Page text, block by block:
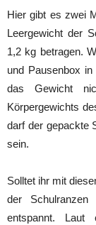
Hier gibt es zwei
Leergewicht der
1,2 kg betragen.
und Pausenbox
das Gewicht
Körpergewichts
darf der gepackte
sein.
Solltet ihr mit
der
entspannt. Laut